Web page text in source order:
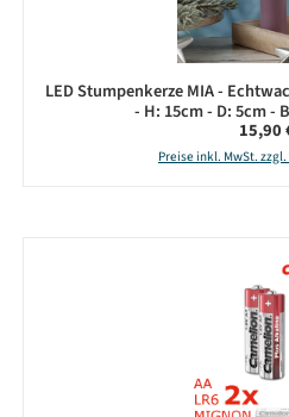
LED Stumpenkerze MIA -
- H: 15cm - D: 5cm -
15,90
Preise inkl. MwSt.